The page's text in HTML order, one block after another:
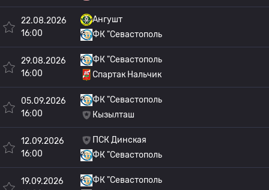
22.08.2026
16:00
Ангушт
ФК "Севастополь
29.08.2026
16:00
ФК "Севастополь
Спартак Нальчик
05.09.2026
16:00
ФК "Севастополь
Кызылташ
12.09.2026
16:00
ПСК Динская
ФК "Севастополь
19.09.2026
ФК "Севастополь